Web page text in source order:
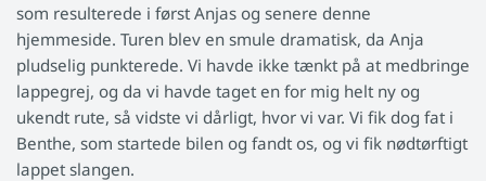
som resulterede i først Anjas og senere denne
hjemmeside. Turen blev en smule dramatisk, da Anja
pludselig punkterede. Vi havde ikke tænkt på at medbringe
lappegrej, og da vi havde taget en for mig helt ny og
ukendt rute, så vidste vi dårligt, hvor vi var. Vi fik dog fat i
Benthe, som startede bilen og fandt os, og vi fik nødtørftigt
lappet slangen.